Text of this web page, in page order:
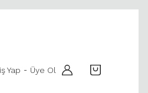
Yap - Üye Ol